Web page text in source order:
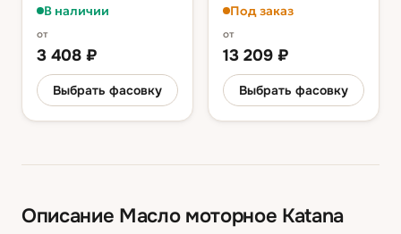
В наличии
от
3 408 ₽
Выбрать фасовку
Под заказ
от
13 209 ₽
Выбрать фасовку
Описание Масло моторное Katana